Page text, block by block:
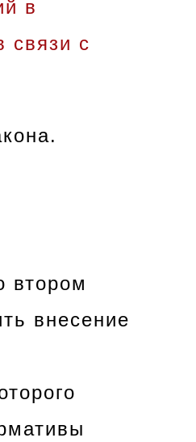
в
связи с
втором
внесение